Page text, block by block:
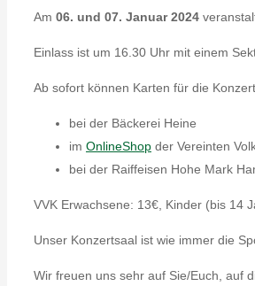
Am 06. und 07. Januar 2024
Einlass ist um 16.30 Uhr mit einem
Ab sofort können Karten für die
bei der Bäckerei Heine
im OnlineShopder Vereinten
bei der Raiffeisen Hohe Mark
VVK Erwachsene: 13€, Kinder (bis 14
Unser Konzertsaal ist wie immer die
Wir freuen uns sehr auf Sie/Euch, auf